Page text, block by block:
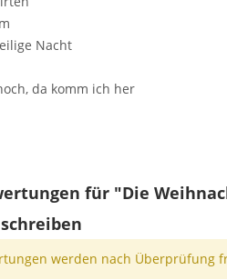
Nacht
da komm ich her
für "Die
werden nach Überprüfung